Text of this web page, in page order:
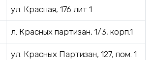
ул. Красная, 176 лит 1
л. Красных партизан, 1/3, корп.1
ул. Красных Партизан, 127, пом. 1